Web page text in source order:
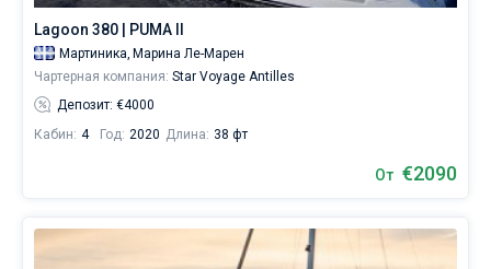
Lagoon 380 | PUMA II
Мартиника, Марина Ле-Марен
Чартерная компания: Star Voyage Antilles
Депозит: €4000
Кабин: 4 Год: 2020 Длина: 38 фт
От €2090